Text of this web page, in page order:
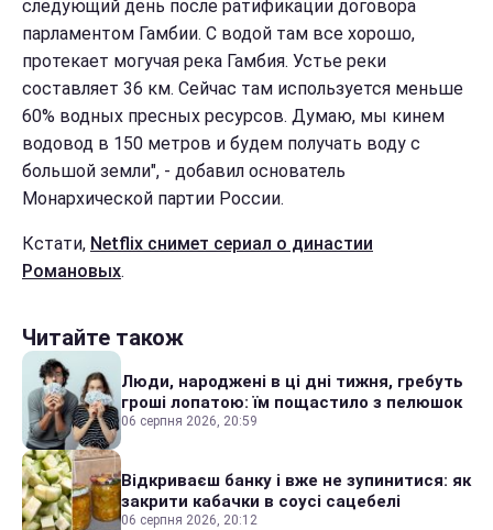
следующий день после ратификации договора
парламентом Гамбии. С водой там все хорошо,
протекает могучая река Гамбия. Устье реки
составляет 36 км. Сейчас там используется меньше
60% водных пресных ресурсов. Думаю, мы кинем
водовод в 150 метров и будем получать воду с
большой земли", - добавил основатель
Монархической партии России.
Кстати, Netflix снимет сериал о династии
Романовых.
Читайте також
Люди, народжені в ці дні тижня, гребуть
гроші лопатою: їм пощастило з пелюшок
06 серпня 2026, 20:59
Відкриваєш банку і вже не зупинитися: як
закрити кабачки в соусі сацебелі
06 серпня 2026, 20:12